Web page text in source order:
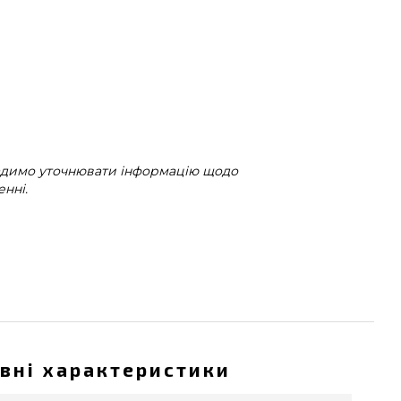
уточнювати інформацію щодо
характеристики